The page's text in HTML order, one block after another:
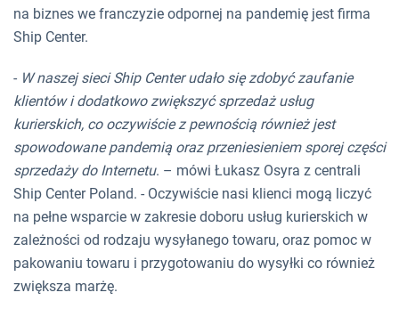
na biznes we franczyzie odpornej na pandemię jest firma
Ship Center.
- W naszej sieci Ship Center udało się zdobyć zaufanie
klientów i dodatkowo zwiększyć sprzedaż usług
kurierskich, co oczywiście z pewnością również jest
spowodowane pandemią oraz przeniesieniem sporej części
sprzedaży do Internetu. – mówi Łukasz Osyra z centrali
Ship Center Poland. - Oczywiście nasi klienci mogą liczyć
na pełne wsparcie w zakresie doboru usług kurierskich w
zależności od rodzaju wysyłanego towaru, oraz pomoc w
pakowaniu towaru i przygotowaniu do wysyłki co również
zwiększa marżę.